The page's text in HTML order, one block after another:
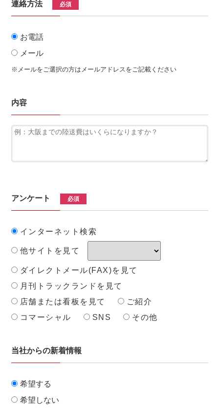
連絡方法 必須
お電話
メール
※メールをご選択の方はメールアドレスをご記載ください
内容
アンケート 必須
インターネット検索
他サイトを見て
ダイレクトメール(FAX)を見て
月刊トラックランドを見て
店舗または看板を見て
ご紹介
コマーシャル
SNS その他
当社からの新着情報
希望する
希望しない